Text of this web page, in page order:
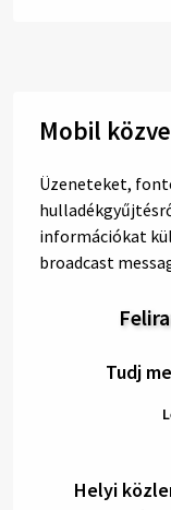
Mobil
Üzeneteket,
információkat
broadcast
Tudj
Helyi